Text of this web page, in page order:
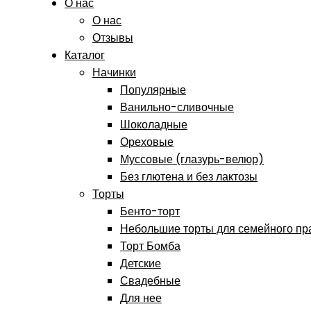
О нас
О нас
Отзывы
Каталог
Начинки
Популярные
Ванильно-сливочные
Шоколадные
Ореховые
Муссовые (глазурь-велюр)
Без глютена и без лактозы
Торты
Бенто-торт
Небольшие торты для семейного
Торт Бомба
Детские
Свадебные
Для нее